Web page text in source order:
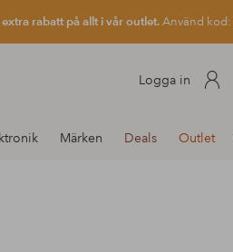
rabatt på allt i vår outlet.Använd kod:
Logga in
Märken Deals Outlet